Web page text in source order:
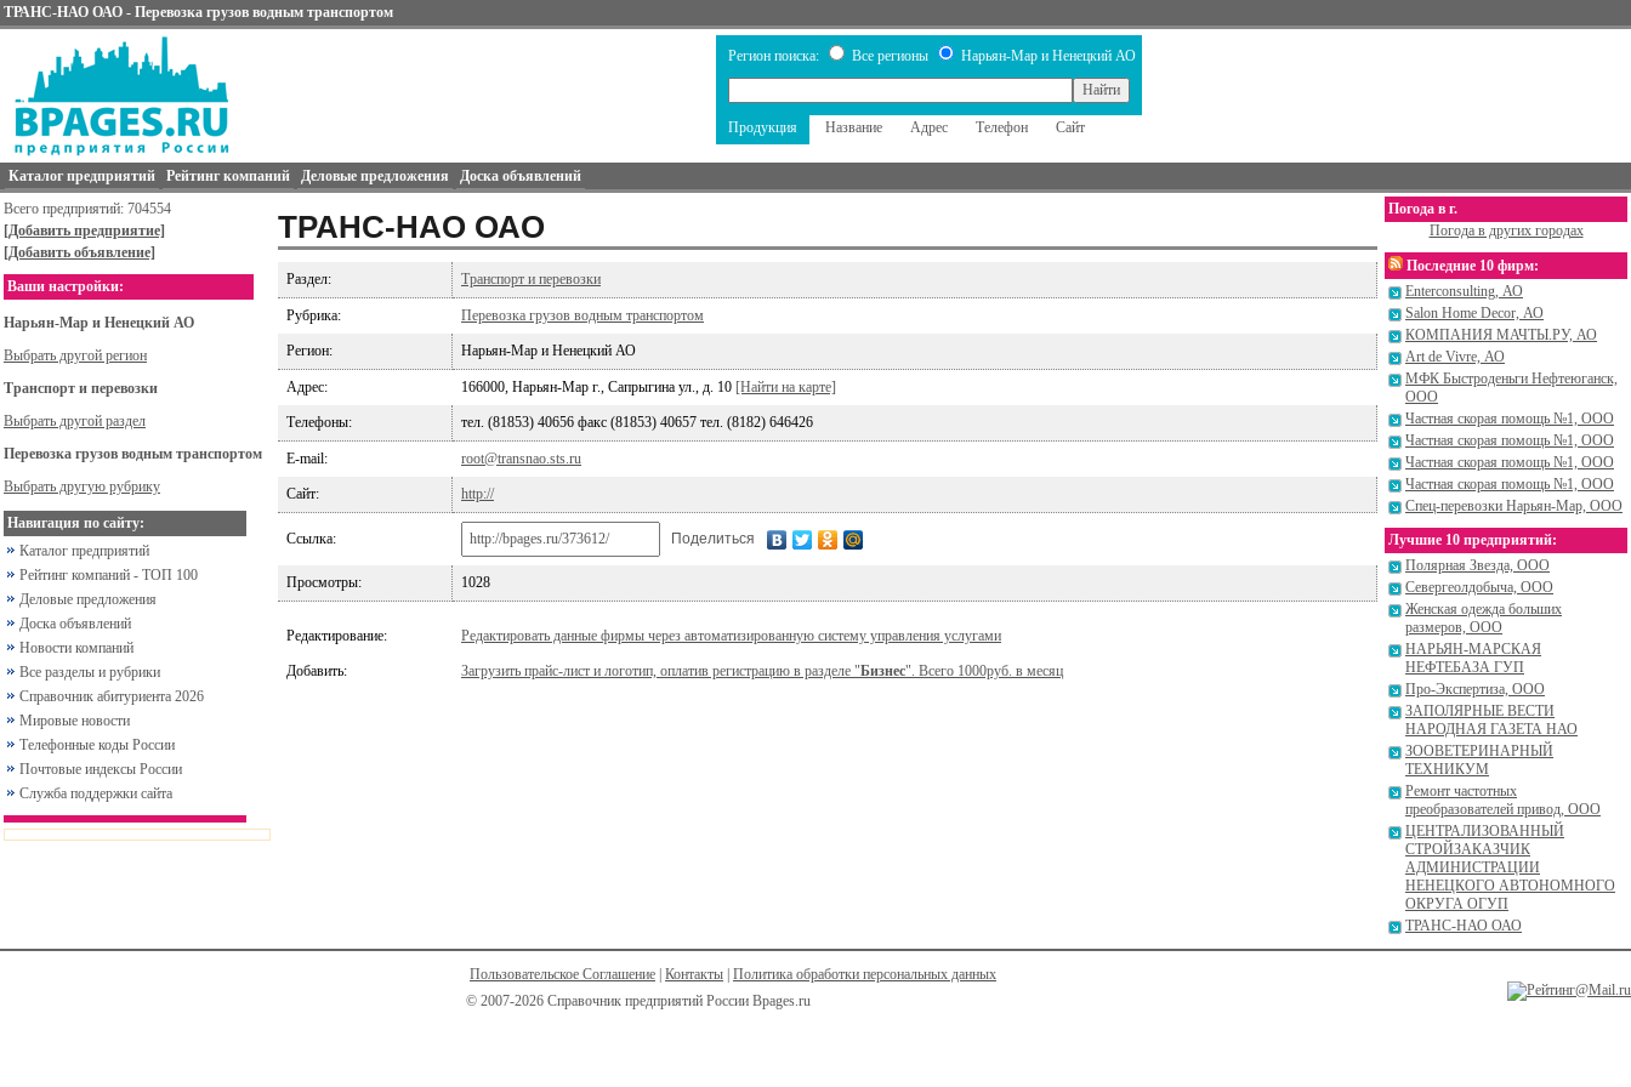
ТРАНС-НАО ОАО - Перевозка грузов водным транспортом
Регион поиска: Все регионы Нарьян-Мар и Ненецкий АО
Продукция Название Адрес Телефон Сайт
Каталог предприятий Рейтинг компаний Деловые предложения
Доска объявлений
Всего предприятий: 704554
[Добавить предприятие]
[Добавить объявление]
Ваши настройки:
Нарьян-Мар и Ненецкий АО
Выбрать другой регион
Транспорт и перевозки
Выбрать другой раздел
Перевозка грузов водным транспортом
Выбрать другую рубрику
Навигация по сайту:
Каталог предприятий
Рейтинг компаний - ТОП 100
Деловые предложения
Доска объявлений
Новости компаний
Все разделы и рубрики
Справочник абитуриента 2026
Мировые новости
Телефонные коды России
Почтовые индексы России
Служба поддержки сайта
ТРАНС-НАО ОАО
Раздел: Транспорт и перевозки
Рубрика: Перевозка грузов водным транспортом
Регион: Нарьян-Мар и Ненецкий АО
Адрес: 166000, Нарьян-Мар г., Сапрыгина ул., д. 10 [Найти на карте]
Телефоны: тел. (81853) 40656 факс (81853) 40657 тел. (8182) 646426
E-mail: root@transnao.sts.ru
Сайт: http://
Ссылка: Поделиться
Просмотры: 1028
Редактирование: Редактировать данные фирмы через автоматизированную систему управления услугами
Добавить: Загрузить прайс-лист и логотип, оплатив регистрацию в разделе "Бизнес". Всего 1000руб. в месяц
Погода в г.
Погода в других городах
Последние 10 фирм:
Enterconsulting, АО
Salon Home Decor, АО
КОМПАНИЯ МАЧТЫ.РУ, АО
Art de Vivre, АО
МФК Быстроденьги Нефтеюганск,
ООО
Частная скорая помощь №1, ООО
Частная скорая помощь №1, ООО
Частная скорая помощь №1, ООО
Частная скорая помощь №1, ООО
Спец-перевозки Нарьян-Мар, ООО
Лучшие 10 предприятий:
Полярная Звезда, ООО
Севергеолдобыча, ООО
Женская одежда больших
размеров, ООО
НАРЬЯН-МАРСКАЯ
НЕФТЕБАЗА ГУП
Про-Экспертиза, ООО
ЗАПОЛЯРНЫЕ ВЕСТИ
НАРОДНАЯ ГАЗЕТА НАО
ЗООВЕТЕРИНАРНЫЙ
ТЕХНИКУМ
Ремонт частотных
преобразователей привод, ООО
ЦЕНТРАЛИЗОВАННЫЙ
СТРОЙЗАКАЗЧИК
АДМИНИСТРАЦИИ
НЕНЕЦКОГО АВТОНОМНОГО
ОКРУГА ОГУП
ТРАНС-НАО ОАО
Пользовательское Соглашение Контакты Политика обработки персональных данных
© 2007-2026 Справочник предприятий России Bpages.ru